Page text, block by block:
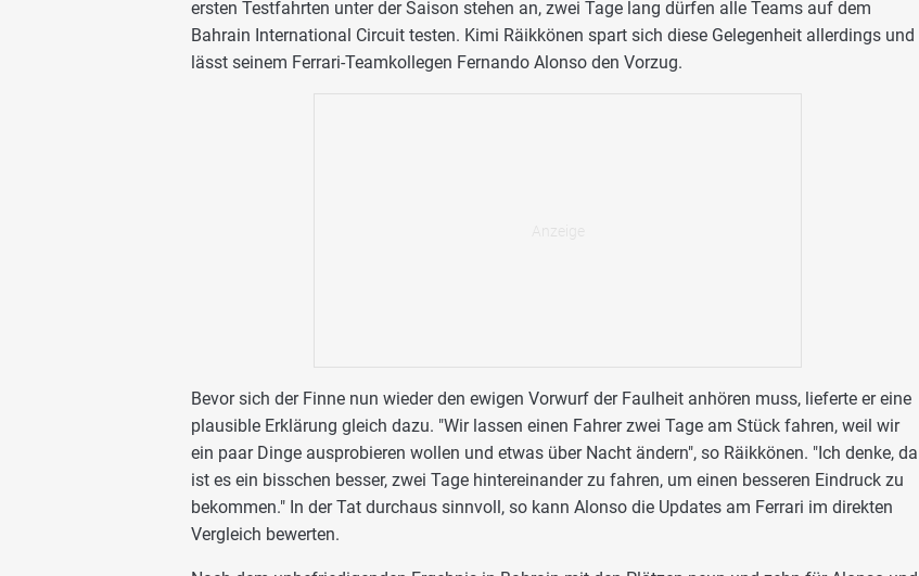
ersten Testfahrten unter der Saison stehen an, zwei Tage lang dürfen alle Teams auf dem
Bahrain International Circuit testen. Kimi Räikkönen spart sich diese Gelegenheit allerdings und
lässt seinem Ferrari-Teamkollegen Fernando Alonso den Vorzug.
Bevor sich der Finne nun wieder den ewigen Vorwurf der Faulheit anhören muss, lieferte er eine
plausible Erklärung gleich dazu. "Wir lassen einen Fahrer zwei Tage am Stück fahren, weil wir
ein paar Dinge ausprobieren wollen und etwas über Nacht ändern", so Räikkönen. "Ich denke, da
ist es ein bisschen besser, zwei Tage hintereinander zu fahren, um einen besseren Eindruck zu
bekommen." In der Tat durchaus sinnvoll, so kann Alonso die Updates am Ferrari im direkten
Vergleich bewerten.